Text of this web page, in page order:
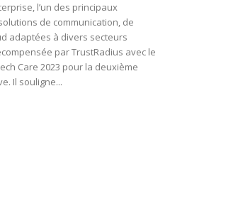
l’un des principaux
de communication, de
adaptées à divers secteurs
par TrustRadius avec le
Care 2023 pour la deuxième
Il souligne...